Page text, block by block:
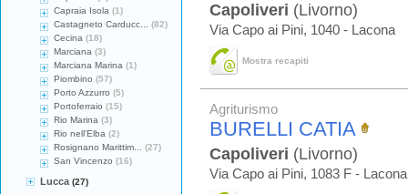
Capoliveri (Livorno)
Via Capo ai Pini, 1040 - Lacona
Mostra recapiti
Agriturismo
BURELLI CATIA
Capoliveri (Livorno)
Via Capo ai Pini, 1083 F - Lacona
Capraia Isola (1)
Castagneto Carducc...
(82)
Cecina (18)
Marciana (3)
Marciana Marina (1)
Piombino (57)
Porto Azzurro (5)
Portoferraio (15)
Rio Marina (3)
Rio nell'Elba (2)
Rosignano Marittim...
(27)
San Vincenzo (16)
Lucca (27)